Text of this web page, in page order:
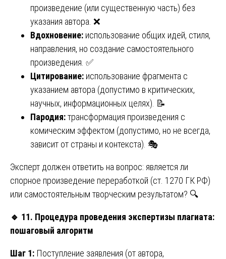
произведение (или существенную часть) без
указания автора. ❌
Вдохновение: использование общих идей, стиля,
направления, но создание самостоятельного
произведения. ✅
Цитирование: использование фрагмента с
указанием автора (допустимо в критических,
научных, информационных целях). 📝
Пародия:трансформация произведения с
комическим эффектом (допустимо, но не всегда,
зависит от страны и контекста). 🎭
Эксперт должен ответить на вопрос: является ли
спорное произведение переработкой (ст. 1270 ГК РФ)
или самостоятельным творческим результатом? 🔍
🔹 11. Процедура проведения экспертизы плагиата:
пошаговый алгоритм
Шаг 1: Поступление заявления (от автора,